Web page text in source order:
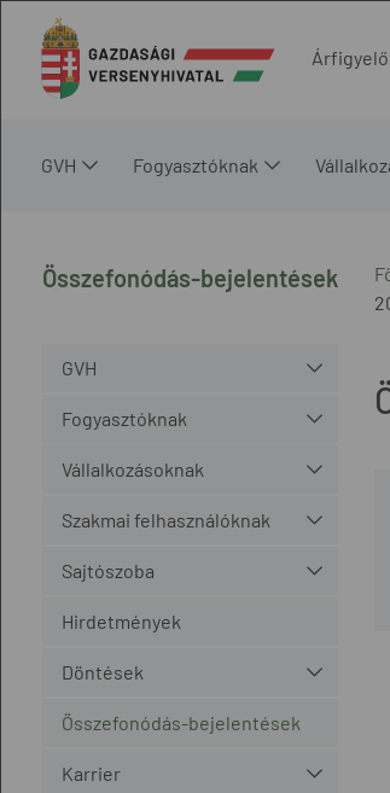
Árfigyelő
GVH Fogyasztóknak
Összefonódás-bejelentések
GVH
Fogyasztóknak
Vállalkozásoknak
Szakmai felhasználóknak
Sajtószoba
Hirdetmények
Döntések
Összefonódás-bejelentések
Karrier